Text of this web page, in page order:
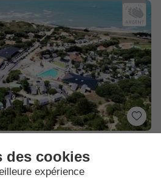
D'oléron Carte